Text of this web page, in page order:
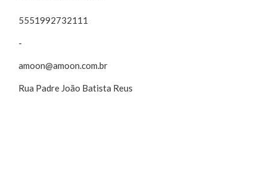
5551992732111
-
amoon@amoon.com.br
Rua Padre João Batista Reus